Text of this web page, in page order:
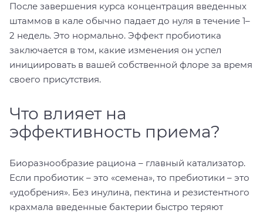
После завершения курса концентрация введенных
штаммов в кале обычно падает до нуля в течение 1–
2 недель. Это нормально. Эффект пробиотика
заключается в том, какие изменения он успел
инициировать в вашей собственной флоре за время
своего присутствия.
Что влияет на
эффективность приема?
Биоразнообразие рациона – главный катализатор.
Если пробиотик – это «семена», то пребиотики – это
«удобрения». Без инулина, пектина и резистентного
крахмала введенные бактерии быстро теряют